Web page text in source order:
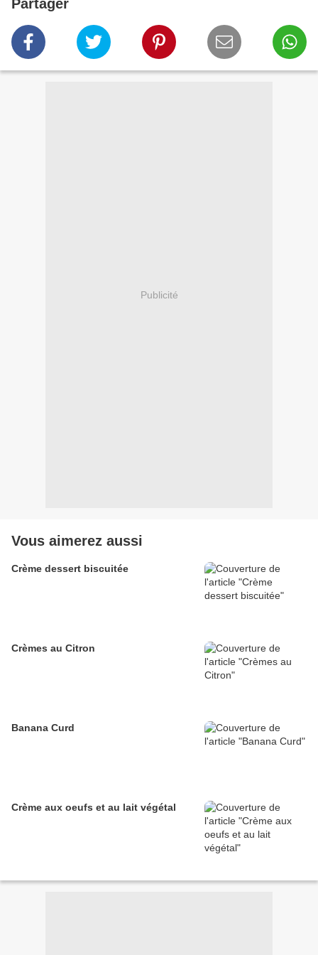
Partager
Publicité
Vous aimerez aussi
Crème dessert biscuitée
Crèmes au Citron
Banana Curd
Crème aux oeufs et au lait végétal